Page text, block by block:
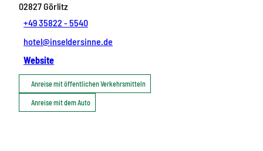
02827Görlitz
+49 35822 - 5540
hotel@inseldersinne.de
Website
Anreise mit öffentlichen Verkehrsmitteln
Anreise mit dem Auto